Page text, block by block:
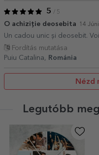
5 / 5
O achiziție deosebita 14
Un cadou unic și deosebit.
Fordítás mutatása
Puiu Catalina,
Románia
Nézd
Legutóbb